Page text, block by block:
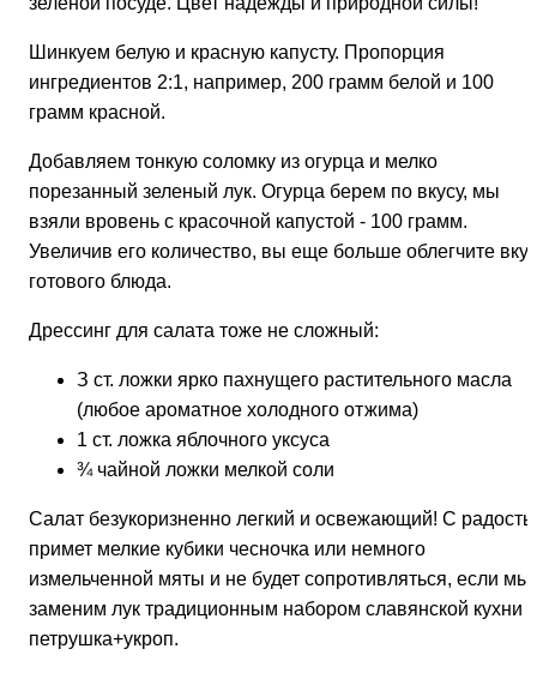
Шинкуем белую и красную капусту. Пропорция
ингредиентов 2:1, например, 200 грамм белой и 100
грамм красной.
Добавляем тонкую соломку из огурца и мелко
порезанный зеленый лук. Огурца берем по вкусу, мы
взяли вровень с красочной капустой - 100 грамм.
Увеличив его количество, вы еще больше облегчите вкус
готового блюда.
Дрессинг для салата тоже не сложный:
З ст. ложки ярко пахнущего растительного масла
(любое ароматное холодного отжима)
1 ст. ложка яблочного уксуса
¾ чайной ложки мелкой соли
Салат безукоризненно легкий и освежающий! С
примет мелкие кубики чесночка или немного
измельченной мяты и не будет сопротивляться, если мы
заменим лук традиционным набором славянской кухни -
петрушка+укроп.